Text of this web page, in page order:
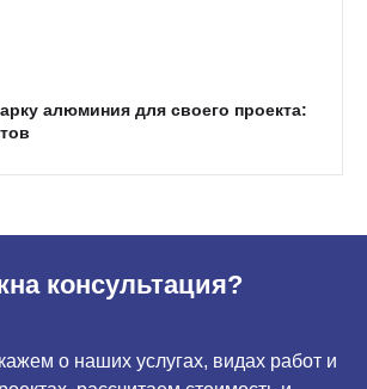
алюминия для своего проекта:
консультация?
о наших услугах, видах работ и